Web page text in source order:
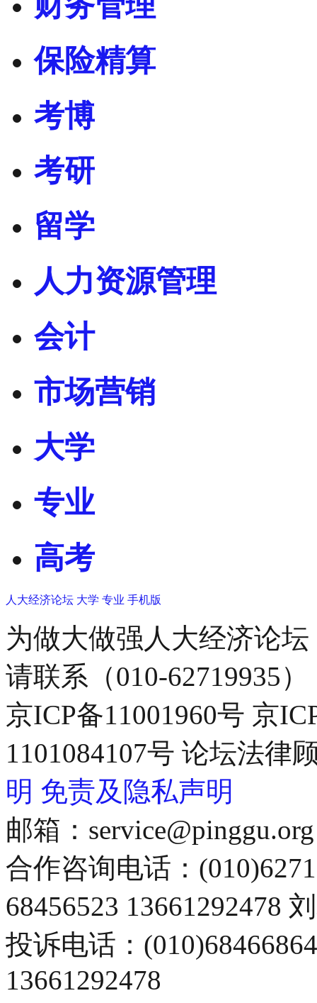
保险精算
考博
考研
留学
人力资源管理
会计
市场营销
大学
专业
高考
人大经济论坛 大学 专业 手机版
为做大做强人大经济论
请联系（010-62719935）
京ICP备11001960号 京
1101084107号 论坛法律
明 免责及隐私声明
邮箱：service@pinggu.org
合作咨询电话：
68456523 13661292478
投诉电话：
13661292478